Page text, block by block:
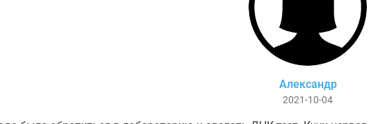
Александр
2021-10-04